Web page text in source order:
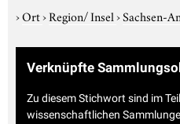
›Ort›Region/ Insel›Sachsen-
Verknüpfte
Zu diesem Stichwort sind im
wissenschaftlichen